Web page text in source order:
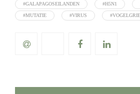
#GALAPAGOSEILANDEN #H5N1
#MUTATIE #VIRUS